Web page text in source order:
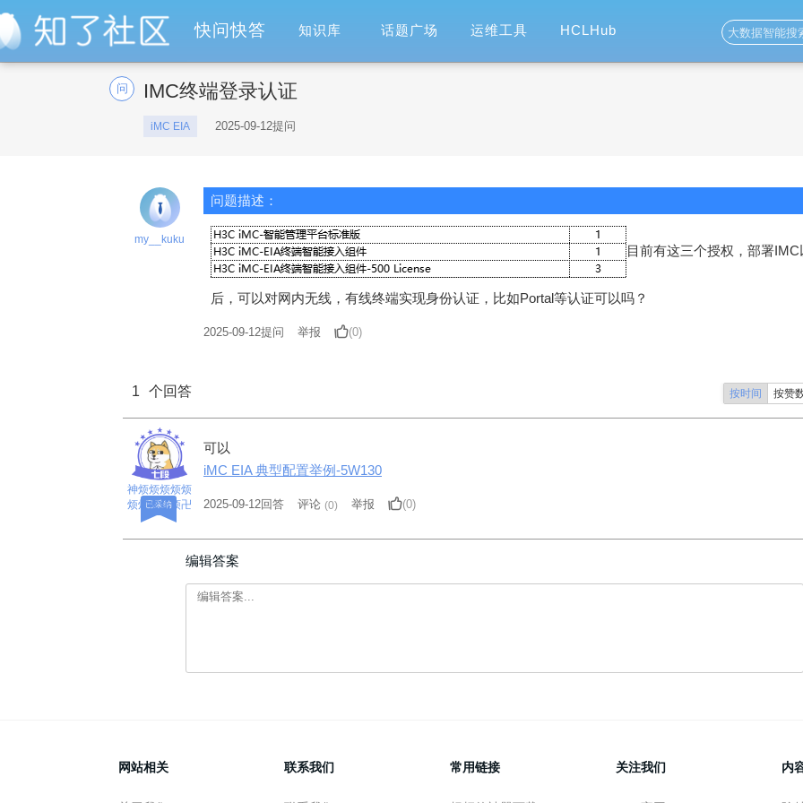
快问快答 知识库 话题广场 运维工具 HCLHub
问 IMC终端登录认证
iMC EIA 2025-09-12提问
my__kuku
问题描述：
目前有这三个授权，部署IMC
后，可以对网内无线，有线终端实现身份认证，比如Portal等认证可以吗？
2025-09-12提问 举报 (0)
1 个回答 按时间 按赞
已采纳
神烦烦烦烦烦
烦烦烦烦烦卍
可以
iMC EIA 典型配置举例-5W130
2025-09-12回答 评论 (0) 举报 (0)
编辑答案
网站相关 联系我们 常用链接 关注我们 内